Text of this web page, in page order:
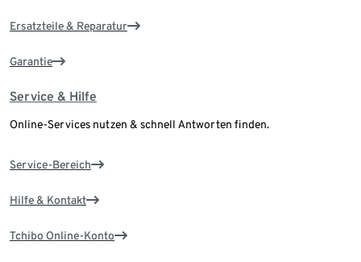
Ersatzteile & Reparatur
Garantie
Service & Hilfe
Online-Services nutzen & schnell Antworten finden.
Service-Bereich
Hilfe & Kontakt
Tchibo Online-Konto